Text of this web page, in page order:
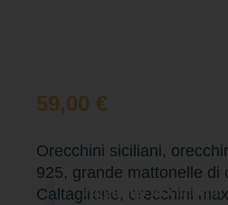
59,00 €
Orecchini siciliani,
925, grande mattonelle di
Caltagirone, orecchini
Aggiungi al carrello